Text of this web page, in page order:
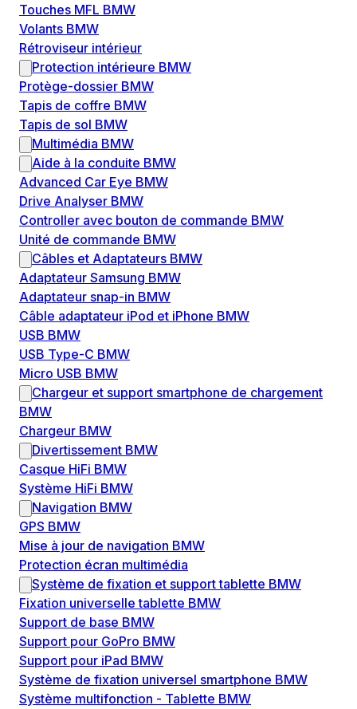
Touches MFL BMW
Volants BMW
Rétroviseur intérieur
Protection intérieure BMW
Protège-dossier BMW
Tapis de coffre BMW
Tapis de sol BMW
Multimédia BMW
Aide à la conduite BMW
Advanced Car Eye BMW
Drive Analyser BMW
Controller avec bouton de commande BMW
Unité de commande BMW
Câbles et Adaptateurs BMW
Adaptateur Samsung BMW
Adaptateur snap-in BMW
Câble adaptateur iPod et iPhone BMW
USB BMW
USB Type-C BMW
Micro USB BMW
Chargeur et support smartphone de chargement
BMW
Chargeur BMW
Divertissement BMW
Casque HiFi BMW
Système HiFi BMW
Navigation BMW
GPS BMW
Mise à jour de navigation BMW
Protection écran multimédia
Système de fixation et support tablette BMW
Fixation universelle tablette BMW
Support de base BMW
Support pour GoPro BMW
Support pour iPad BMW
Système de fixation universel smartphone BMW
Système multifonction - Tablette BMW